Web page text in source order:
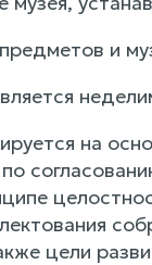
и
на
цели